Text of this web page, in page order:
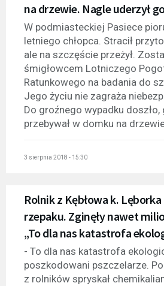
na drzewie. Nagle uderzył
W podmiasteckiej Pasiece
letniego chłopca. Stracił
ale na szczęście przeżył.
śmigłowcem Lotniczego
Ratunkowego na badania do
Jego życiu nie zagraża
Do groźnego wypadku
przebywał w domku na
3 sierpnia 2018 - 15:30
Rolnik z Kębłowa k.
rzepaku. Zginęły nawet
„To dla nas katastrofa
- To dla nas katastrofa
poszkodowani pszczelarze.
z rolników spryskał